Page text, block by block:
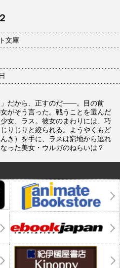
文庫
」だから、正すのだ――。目の前
がそう言った。戦うことを選んだ
女、ラス。彼女のまわりには、巧
りじりと絞られる。ようやくもど
き）を手に、ラスは窮地から逃れ
った美女・ウルガのねらいは？